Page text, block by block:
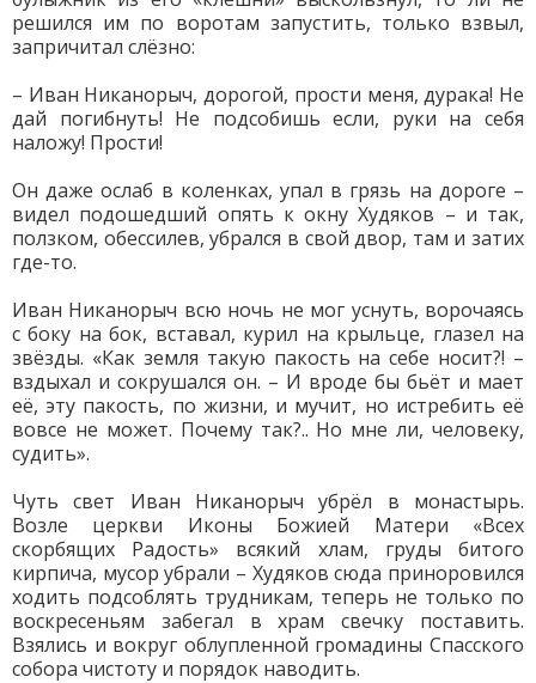
решился им по воротам запустить, только взвыл,
запричитал слёзно:
– Иван Никанорыч, дорогой, прости меня, дурака! Не
дай погибнуть! Не подсобишь если, руки на себя
наложу! Прости!
Он даже ослаб в коленках, упал в грязь на дороге –
видел подошедший опять к окну Худяков – и так,
ползком, обессилев, убрался в свой двор, там и затих
где-то.
Иван Никанорыч всю ночь не мог уснуть, ворочаясь
с боку на бок, вставал, курил на крыльце, глазел на
звёзды. «Как земля такую пакость на себе носит?! –
вздыхал и сокрушался он. – И вроде бы бьёт и мает
её, эту пакость, по жизни, и мучит, но истребить её
вовсе не может. Почему так?.. Но мне ли, человеку,
судить».
Чуть свет Иван Никанорыч убрёл в монастырь.
Возле церкви Иконы Божией Матери «Всех
скорбящих Радость» всякий хлам, груды битого
кирпича, мусор убрали – Худяков сюда приноровился
ходить подсоблять трудникам, теперь не только по
воскресеньям забегал в храм свечку поставить.
Взялись и вокруг облупленной громадины Спасского
собора чистоту и порядок наводить.